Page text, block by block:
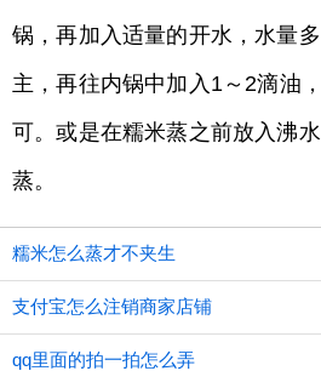
锅，再加入适量的开水，水量
主，再往内锅中加入1～2滴油
可。或是在糯米蒸之前放入沸
蒸。
糯米怎么蒸才不夹生
支付宝怎么注销商家店铺
qq里面的拍一拍怎么弄